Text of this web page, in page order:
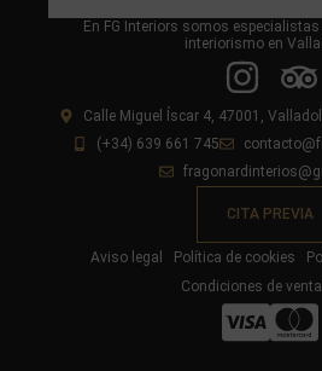
En FG Interiors somos
interiorismo en
Calle Miguel Íscar 4, 47001,
(+34) 639 661 745
CITA PREVIA
Aviso legal Política de cookies
Condiciones de